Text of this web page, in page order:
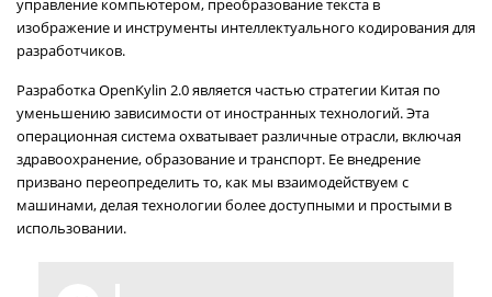
управление компьютером, преобразование текста в
изображение и инструменты интеллектуального кодирования для
разработчиков.
Разработка OpenKylin 2.0 является частью стратегии Китая по
уменьшению зависимости от иностранных технологий. Эта
операционная система охватывает различные отрасли, включая
здравоохранение, образование и транспорт. Ее внедрение
призвано переопределить то, как мы взаимодействуем с
машинами, делая технологии более доступными и простыми в
использовании.